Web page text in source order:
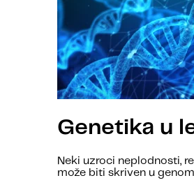
Genetika u
Neki uzroci neplodnosti,
može biti skriven u